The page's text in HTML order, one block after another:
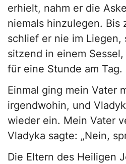
erhielt, nahm er die
niemals hinzulegen. Bis
schlief er nie im Liegen,
sitzend in einem
für eine Stunde am Tag.
Einmal ging mein Vater
irgendwohin, und
wieder ein. Mein Vater
Vladyka sagte: „Nein,
Die Eltern des Heiligen